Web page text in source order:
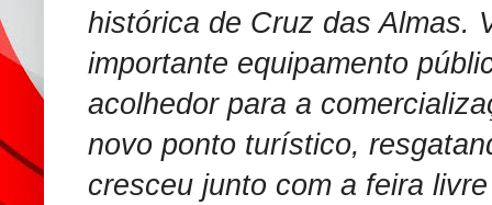
histórica de Cruz das Almas.
importante equipamento
acolhedor para a
novo ponto turístico,
cresceu junto com a feira